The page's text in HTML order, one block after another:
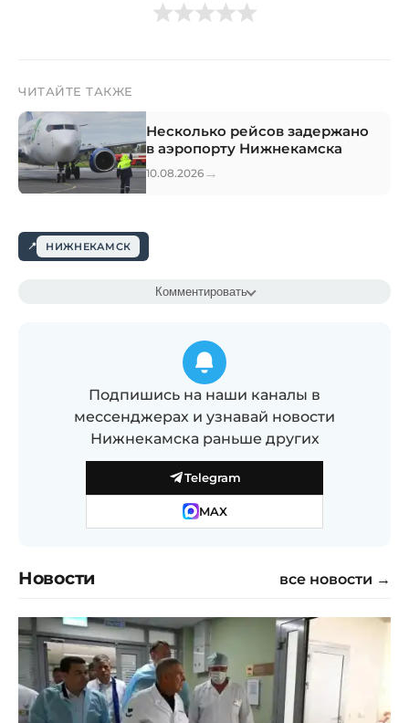
ЧИТАЙТЕ ТАКЖЕ
Несколько рейсов задержано
в аэропорту Нижнекамска
10.08.2026 →
НИЖНЕКАМСК
Комментировать
Подпишись на наши каналы в
мессенджерах и узнавай новости
Нижнекамска раньше других
Telegram
MAX
Новости все новости →